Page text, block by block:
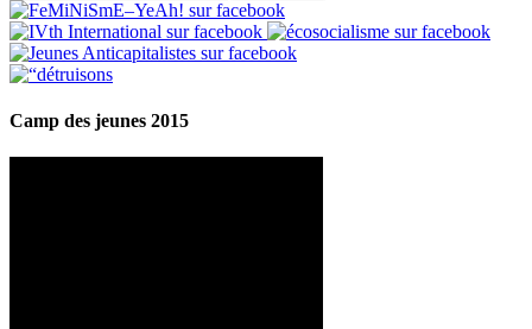
Camp des jeunes 2015